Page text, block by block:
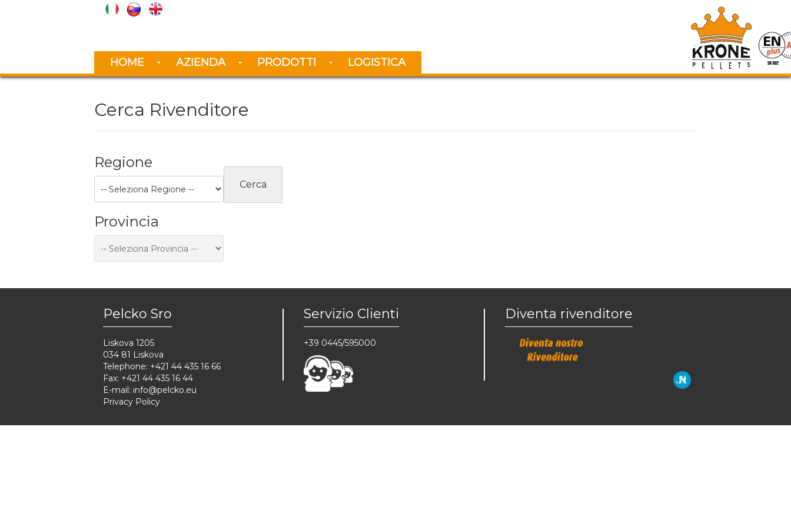
HOME AZIENDA PRODOTTI LOGISTICA
Cerca Rivenditore
Regione
Provincia
Pelcko Sro
Liskova 1205
034 81 Liskova
Telephone: +421 44 435 16 66
Fax: +421 44 435 16 44
E-mail: info@pelcko.eu
Privacy Policy
Servizio Clienti
+39 0445/595000
Diventa rivenditore